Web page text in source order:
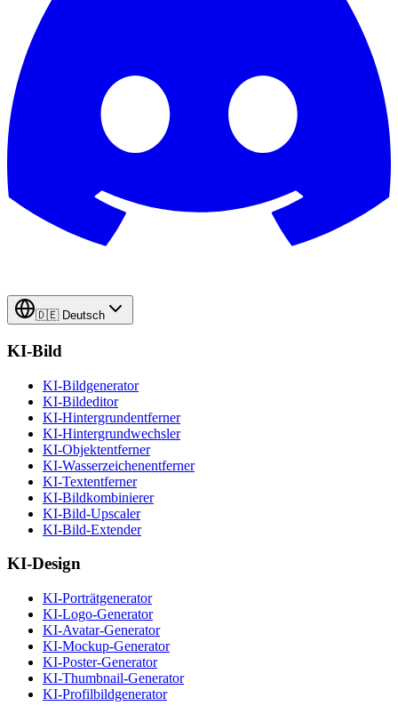
🇩🇪 Deutsch
KI-Bild
KI-Bildgenerator
KI-Bildeditor
KI-Hintergrundentferner
KI-Hintergrundwechsler
KI-Objektentferner
KI-Wasserzeichenentferner
KI-Textentferner
KI-Bildkombinierer
KI-Bild-Upscaler
KI-Bild-Extender
KI-Design
KI-Porträtgenerator
KI-Logo-Generator
KI-Avatar-Generator
KI-Mockup-Generator
KI-Poster-Generator
KI-Thumbnail-Generator
KI-Profilbildgenerator